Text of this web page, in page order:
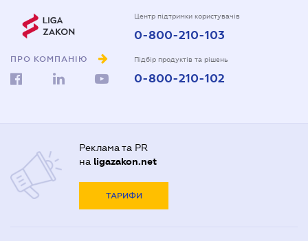
ПРО КОМПАНІЮ
Центр підтримки користувачів
0-800-210-103
Підбір продуктів та рішень
0-800-210-102
Реклама та PR
на ligazakon.net
ТАРИФИ